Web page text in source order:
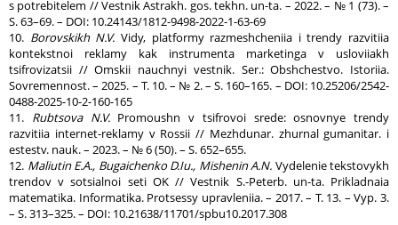
s potrebitelem // Vestnik Astrakh. gos. tekhn. un-ta. – 2022. – № 1 (73). –
S. 63–69. – DOI: 10.24143/1812-9498-2022-1-63-69
10. Borovskikh N.V. Vidy, platformy razmeshcheniia i trendy razvitiia
kontekstnoi reklamy kak instrumenta marketinga v usloviiakh
tsifrovizatsii // Omskii nauchnyi vestnik. Ser.: Obshchestvo. Istoriia.
Sovremennost. – 2025. – T. 10. – № 2. – S. 160–165. – DOI: 10.25206/2542-
0488-2025-10-2-160-165
11. Rubtsova N.V.Promoushn v tsifrovoi srede: osnovnye trendy
razvitiia internet-reklamy v Rossii // Mezhdunar. zhurnal gumanitar. i
estestv. nauk. – 2023. – № 6 (50). – S. 652–655.
12. Maliutin E.A., Bugaichenko D.Iu., Mishenin A.N. Vydelenie tekstovykh
trendov v sotsialnoi seti OK // Vestnik S.-Peterb. un-ta. Prikladnaia
matematika. Informatika. Protsessy upravleniia. – 2017. – T. 13. – Vyp. 3.
– S. 313–325. – DOI: 10.21638/11701/spbu10.2017.308